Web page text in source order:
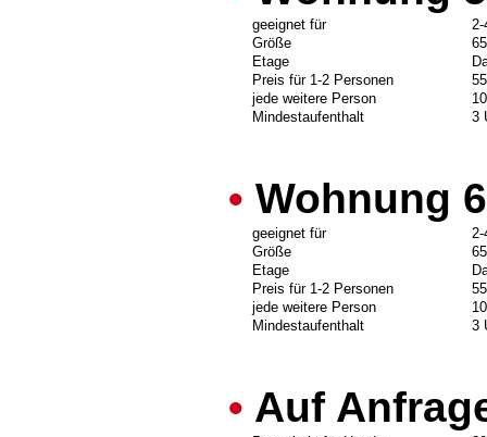
geeignet für
2-
Größe
Etage
Preis für 1-2 Personen
jede weitere Person
Mindestaufenthalt
3
• Wohnung
geeignet für
2-
Größe
Etage
Preis für 1-2 Personen
jede weitere Person
Mindestaufenthalt
3
• Auf